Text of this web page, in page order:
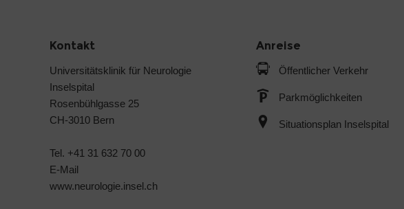
Kontakt
Universitätsklinik für Neurologie
Inselspital
Rosenbühlgasse 25
CH-3010 Bern
Tel. +41 31 632 70 00
E-Mail
www.neurologie.insel.ch
Anreise
Öffentlicher Verkehr
Parkmöglichkeiten
Situationsplan Inselspital